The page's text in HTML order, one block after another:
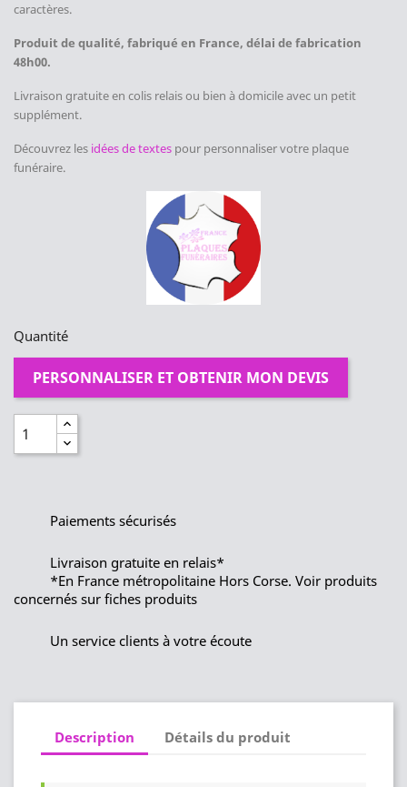
caractères.
Produit de qualité, fabriqué en France, délai de fabrication
48h00.
Livraison gratuite en colis relais ou bien à domicile avec un petit
supplément.
Découvrez les idées de textes pour personnaliser votre plaque
funéraire.
Quantité
PERSONNALISER ET OBTENIR MON DEVIS
Paiements sécurisés
Livraison gratuite en relais*
*En France métropolitaine Hors Corse. Voir produits
concernés sur fiches produits
Un service clients à votre écoute
Description Détails du produit